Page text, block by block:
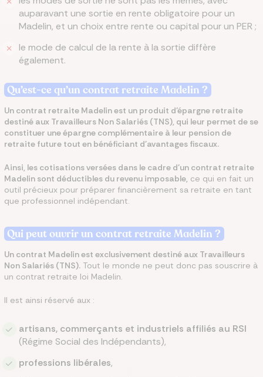
auparavant une sortie en rente obligatoire pour un
Madelin, et un choix entre rente ou capital pour un PER ;
le mode de calcul de la rente à la sortie diffère
également.
Qu’est-ce qu’un contrat retraite Madelin ?
Un contrat retraite Madelin est un produit d’épargne retraite
destiné aux Travailleurs Non Salariés (TNS), qui leur permet de se
constituer une épargne complémentaire à leur pension de
retraite future tout en bénéficiant d'avantages fiscaux.
Ainsi, les cotisations versées dans le cadre d’un contrat retraite
Madelin sont déductibles du revenu imposable, ce qui en fait un
outil précieux pour préparer financièrement sa retraite en tant
que professionnel indépendant.
Qui peut ouvrir un contrat retraite Madelin ?
Un contrat Madelin est exclusivement destiné aux Travailleurs
Non Salariés (TNS). Tout le monde ne peut donc pas souscrire à
un contrat retraite loi Madelin.
Il est ainsi réservé aux :
artisans, commerçants et industriels affiliés au RSI
(Régime Social des Indépendants),
professions libérales,